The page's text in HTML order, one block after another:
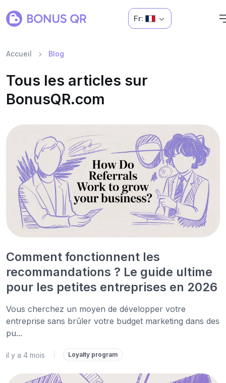
Fr:
Accueil Blog
Tous les articles sur
BonusQR.com
Comment fonctionnent les
recommandations ? Le guide ultime
pour les petites entreprises en 2026
Vous cherchez un moyen de développer votre
entreprise sans brûler votre budget marketing dans des
pu...
il y a 4 mois Loyalty program